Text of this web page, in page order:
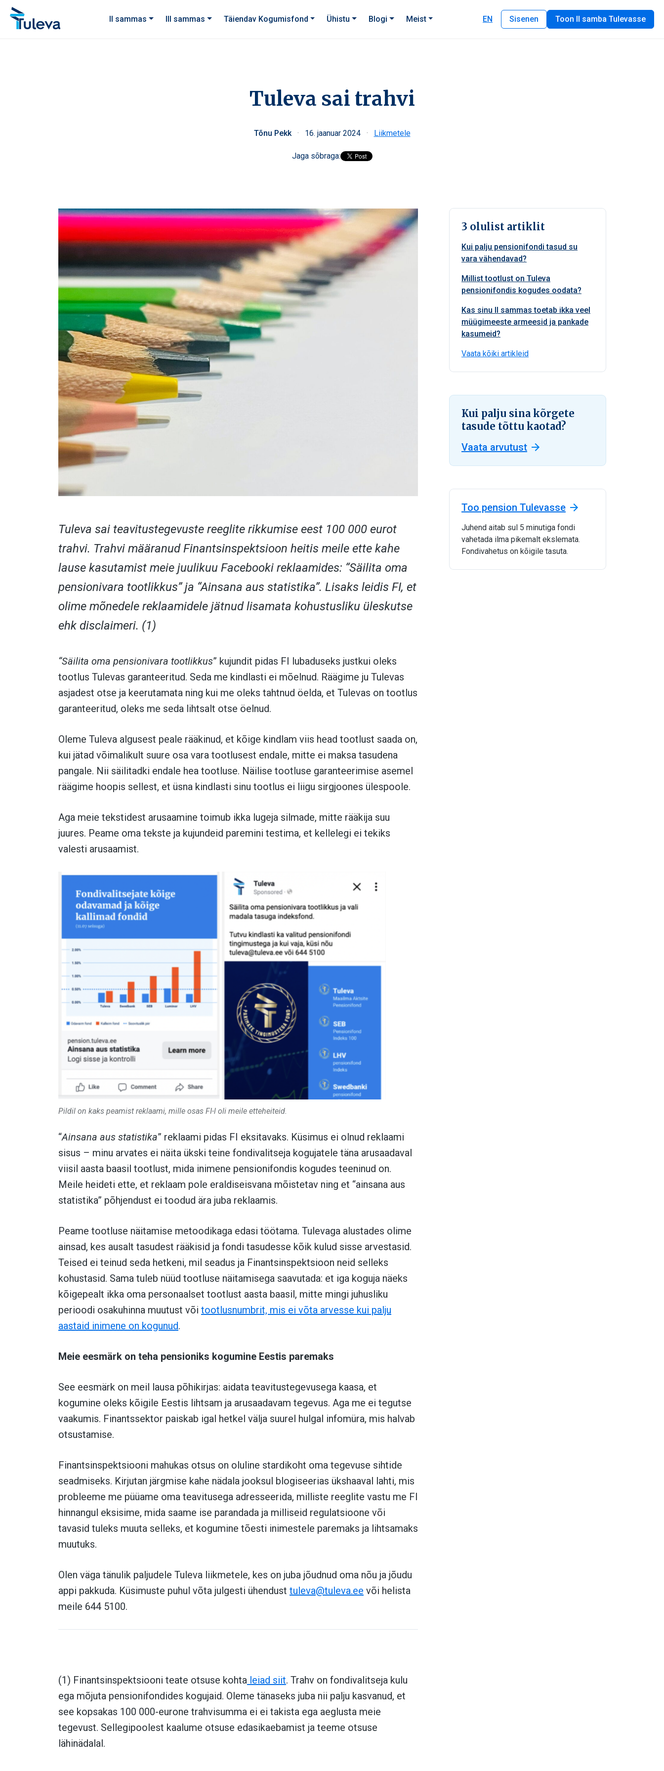
Liigu edasi sisu juurde
II sammas
III sammas Täiendav Kogumisfond Ühistu Blogi Meist EN Sisenen Toon II samba Tulevasse
Tuleva sai trahvi
Tõnu Pekk · 16. jaanuar 2024 · Liikmetele
Jaga sõbraga:
Tuleva sai teavitustegevuste reeglite rikkumise eest 100 000 eurot
trahvi. Trahvi määranud Finantsinspektsioon heitis meile ette kahe
lause kasutamist meie juulikuu Facebooki reklaamides: “Säilita oma
pensionivara tootlikkus” ja “Ainsana aus statistika”. Lisaks leidis FI, et
olime mõnedele reklaamidele jätnud lisamata kohustusliku üleskutse
ehk disclaimeri. (1)
“Säilita oma pensionivara tootlikkus” kujundit pidas FI lubaduseks justkui oleks
tootlus Tulevas garanteeritud. Seda me kindlasti ei mõelnud. Räägime ju Tulevas
asjadest otse ja keerutamata ning kui me oleks tahtnud öelda, et Tulevas on tootlus
garanteeritud, oleks me seda lihtsalt otse öelnud.
Oleme Tuleva algusest peale rääkinud, et kõige kindlam viis head tootlust saada on,
kui jätad võimalikult suure osa vara tootlusest endale, mitte ei maksa tasudena
pangale. Nii säilitadki endale hea tootluse. Näilise tootluse garanteerimise asemel
räägime hoopis sellest, et üsna kindlasti sinu tootlus ei liigu sirgjoones ülespoole.
Aga meie tekstidest arusaamine toimub ikka lugeja silmade, mitte rääkija suu
juures. Peame oma tekste ja kujundeid paremini testima, et kellelegi ei tekiks
valesti arusaamist.
Pildil on kaks peamist reklaami, mille osas FI-l oli meile etteheiteid.
“Ainsana aus statistika” reklaami pidas FI eksitavaks. Küsimus ei olnud reklaami
sisus – minu arvates ei näita ükski teine fondivalitseja kogujatele täna arusaadaval
viisil aasta baasil tootlust, mida inimene pensionifondis kogudes teeninud on.
Meile heideti ette, et reklaam pole eraldiseisvana mõistetav ning et “ainsana aus
statistika” põhjendust ei toodud ära juba reklaamis.
Peame tootluse näitamise metoodikaga edasi töötama. Tulevaga alustades olime
ainsad, kes ausalt tasudest rääkisid ja fondi tasudesse kõik kulud sisse arvestasid.
Teised ei teinud seda hetkeni, mil seadus ja Finantsinspektsioon neid selleks
kohustasid. Sama tuleb nüüd tootluse näitamisega saavutada: et iga koguja näeks
kõigepealt ikka oma personaalset tootlust aasta baasil, mitte mingi juhusliku
perioodi osakuhinna muutust või tootlusnumbrit, mis ei võta arvesse kui palju
aastaid inimene on kogunud.
Meie eesmärk on teha pensioniks kogumine Eestis paremaks
See eesmärk on meil lausa põhikirjas: aidata teavitustegevusega kaasa, et
kogumine oleks kõigile Eestis lihtsam ja arusaadavam tegevus. Aga me ei tegutse
vaakumis. Finantssektor paiskab igal hetkel välja suurel hulgal infomüra, mis halvab
otsustamise.
Finantsinspektsiooni mahukas otsus on oluline stardikoht oma tegevuse sihtide
seadmiseks. Kirjutan järgmise kahe nädala jooksul blogiseerias ükshaaval lahti, mis
probleeme me püüame oma teavitusega adresseerida, milliste reeglite vastu me FI
hinnangul eksisime, mida saame ise parandada ja milliseid regulatsioone või
tavasid tuleks muuta selleks, et kogumine tõesti inimestele paremaks ja lihtsamaks
muutuks.
Olen väga tänulik paljudele Tuleva liikmetele, kes on juba jõudnud oma nõu ja jõudu
appi pakkuda. Küsimuste puhul võta julgesti ühendust tuleva@tuleva.ee või helista
meile 644 5100.
(1) Finantsinspektsiooni teate otsuse kohta leiad siit. Trahv on fondivalitseja kulu
ega mõjuta pensionifondides kogujaid. Oleme tänaseks juba nii palju kasvanud, et
see kopsakas 100 000-eurone trahvisumma ei ei takista ega aeglusta meie
tegevust. Sellegipoolest kaalume otsuse edasikaebamist ja teeme otsuse
lähinädalal.
3 olulist artiklit
Kui palju pensionifondi tasud su
vara vähendavad?
Millist tootlust on Tuleva
pensionifondis kogudes oodata?
Kas sinu II sammas toetab ikka veel
müügimeeste armeesid ja pankade
kasumeid?
Vaata kõiki artikleid
Kui palju sina kõrgete
tasude tõttu kaotad?
Vaata arvutust
Too pension Tulevasse
Juhend aitab sul 5 minutiga fondi
vahetada ilma pikemalt ekslemata.
Fondivahetus on kõigile tasuta.